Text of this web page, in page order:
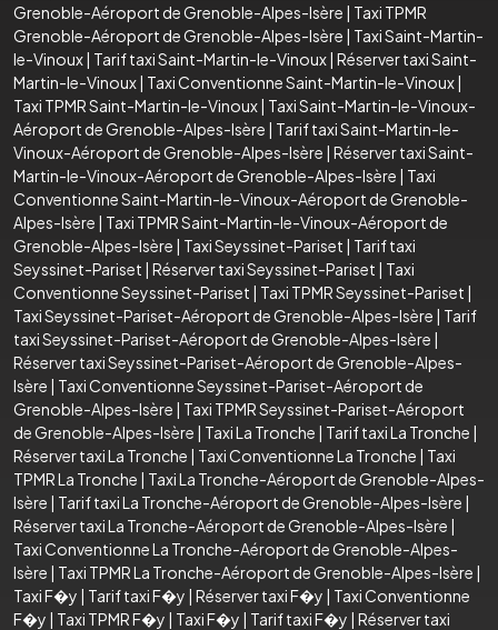
Grenoble-Aéroport de Grenoble-Alpes-Isère | Taxi TPMR
Grenoble-Aéroport de Grenoble-Alpes-Isère | Taxi Saint-Martin-
le-Vinoux| Tarif taxi Saint-Martin-le-Vinoux| Réserver taxi Saint-
Martin-le-Vinoux| Taxi Conventionne Saint-Martin-le-Vinoux|
Taxi TPMR Saint-Martin-le-Vinoux| Taxi Saint-Martin-le-Vinoux-
Aéroport de Grenoble-Alpes-Isère | Tarif taxi Saint-Martin-le-
Vinoux-Aéroport de Grenoble-Alpes-Isère | Réserver taxi Saint-
Martin-le-Vinoux-Aéroport de Grenoble-Alpes-Isère | Taxi
Conventionne Saint-Martin-le-Vinoux-Aéroport de Grenoble-
Alpes-Isère | Taxi TPMR Saint-Martin-le-Vinoux-Aéroport de
Grenoble-Alpes-Isère | Taxi Seyssinet-Pariset | Tarif taxi
Seyssinet-Pariset | Réserver taxi Seyssinet-Pariset | Taxi
Conventionne Seyssinet-Pariset | Taxi TPMR Seyssinet-Pariset |
Taxi Seyssinet-Pariset-Aéroport de Grenoble-Alpes-Isère | Tarif
taxi Seyssinet-Pariset-Aéroport de Grenoble-Alpes-Isère |
Réserver taxi Seyssinet-Pariset-Aéroport de Grenoble-Alpes-
Isère | Taxi Conventionne Seyssinet-Pariset-Aéroport de
Grenoble-Alpes-Isère | Taxi TPMR Seyssinet-Pariset-Aéroport
de Grenoble-Alpes-Isère | Taxi La Tronche | Tarif taxi La Tronche |
Réserver taxi La Tronche | Taxi Conventionne La Tronche | Taxi
TPMR La Tronche | Taxi La Tronche-Aéroport de Grenoble-Alpes-
Isère | Tarif taxi La Tronche-Aéroport de Grenoble-Alpes-Isère |
Réserver taxi La Tronche-Aéroport de Grenoble-Alpes-Isère |
Taxi Conventionne La Tronche-Aéroport de Grenoble-Alpes-
Isère | Taxi TPMR La Tronche-Aéroport de Grenoble-Alpes-Isère |
Taxi F�y | Tarif taxi F�y | Réserver taxi F�y | Taxi Conventionne
F�y | Taxi TPMR F�y | Taxi F�y | Tarif taxi F�y | Réserver taxi